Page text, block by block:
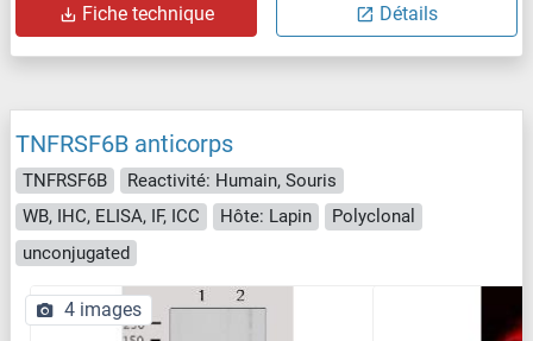
Fiche technique Détails
TNFRSF6B anticorps
TNFRSF6B
Reactivité: Humain, Souris
WB, IHC, ELISA, IF, ICC
Hôte: Lapin
Polyclonal
unconjugated
4 images